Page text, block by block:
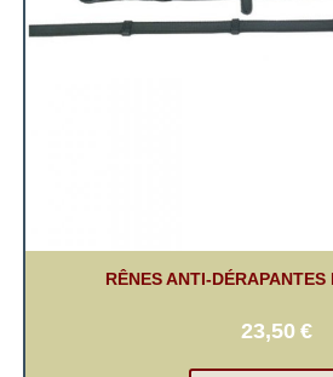
RÊNES ANTI-DÉRAPANTES
23,50 €